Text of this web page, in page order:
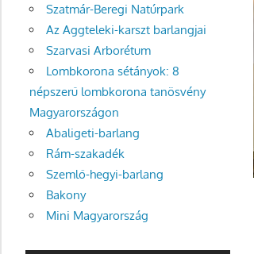
Szatmár-Beregi Natúrpark
Az Aggteleki-karszt barlangjai
Szarvasi Arborétum
Lombkorona sétányok: 8
népszerű lombkorona tanösvény
Magyarországon
Abaligeti-barlang
Rám-szakadék
Szemlő-hegyi-barlang
Bakony
Mini Magyarország